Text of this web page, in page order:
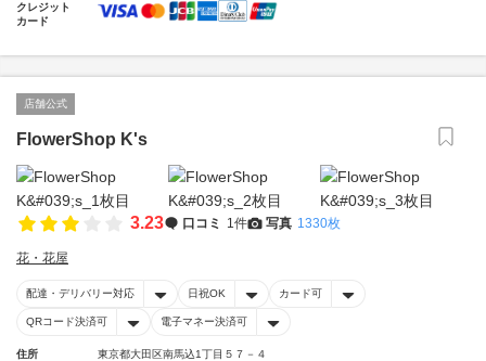
クレジット
カード
店舗公式
FlowerShop K's
3.23 口コミ 1件 写真 1330枚
花・花屋
配達・デリバリー対応 日祝OK カード可
QRコード決済可 電子マネー決済可
住所 東京都大田区南馬込1丁目５７－４